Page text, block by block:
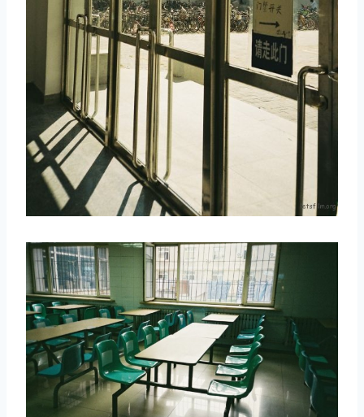
取消 搜索